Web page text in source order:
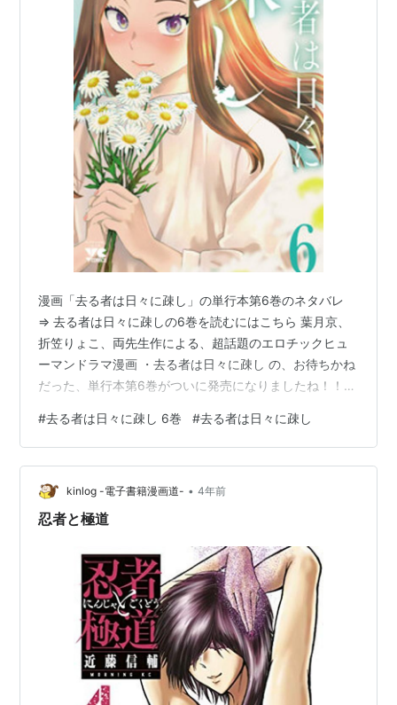
漫画「去る者は日々に疎し」の単行本第6巻のネタバレ
⇒ 去る者は日々に疎しの6巻を読むにはこちら 葉月京、
折笠りょこ、両先生作による、超話題のエロチックヒュ
ーマンドラマ漫画 ・去る者は日々に疎し の、お待ちかね
だった、単行本第6巻がついに発売になりましたね！！！
して、勝子に彼女の容態を聞く未来 でも、あまりにも冷
たい勝子の態度に、未来はうんざりしてしまった様子
で・・・・・・ そして、その時、未来は先輩男優からの
言葉を思い出し・・・・・・ まさか、未来はその先輩の
言葉（誘い）を！？ 「手首を切った紅に対する勝子の言
#去る者は日々に疎し 6巻 #去る者は日々に疎し
kinlog -電子書籍漫画道- • 4年前
忍者と極道